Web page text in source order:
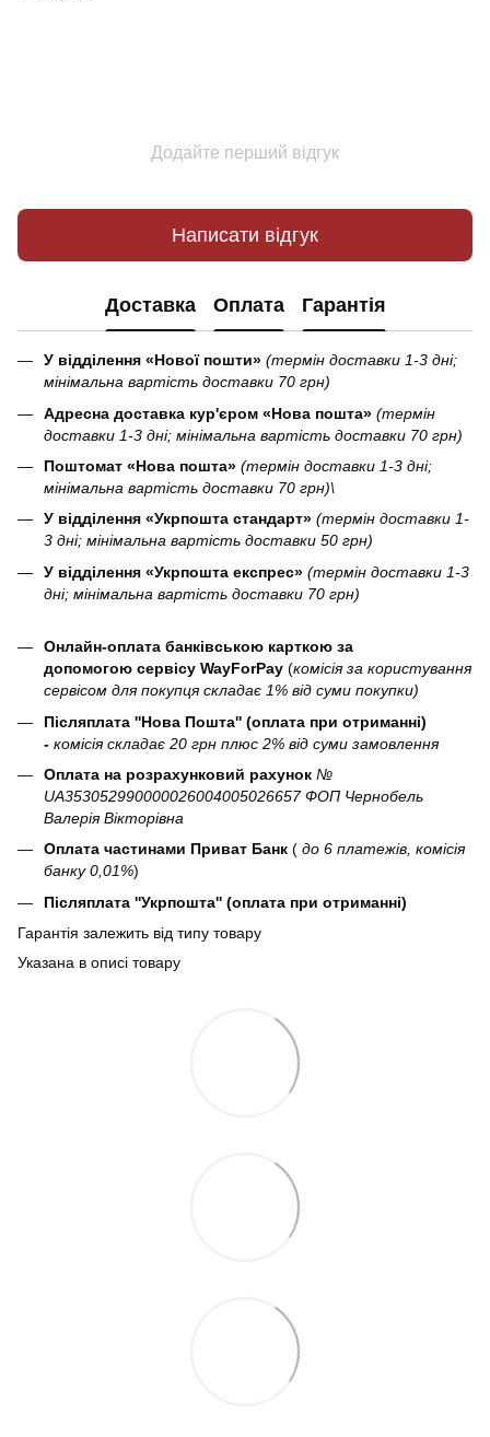
Додайте перший відгук
Написати відгук
Доставка Оплата Гарантія
У відділення «Нової пошти» (термін доставки 1-3 дні;
мінімальна вартість доставки 70 грн)
Адресна доставка кур'єром «Нова пошта» (термін
доставки 1-3 дні; мінімальна вартість доставки 70 грн)
Поштомат «Нова пошта» (термін доставки 1-3 дні;
мінімальна вартість доставки 70 грн)\
У відділення «Укрпошта стандарт» (термін доставки 1-
3 дні; мінімальна вартість доставки 50 грн)
У відділення «Укрпошта експрес» (термін доставки 1-3
дні; мінімальна вартість доставки 70 грн)
Онлайн-оплата банківською карткою за
допомогою сервісу WayForPay (комісія за користування
сервісом для покупця складає 1% від суми покупки)
Післяплата ''Нова Пошта'' (оплата при отриманні)
- комісія складає 20 грн плюс 2% від суми замовлення
Оплата на розрахунковий рахунок №
UA353052990000026004005026657 ФОП Чернобель
Валерія Вікторівна
Оплата частинами Приват Банк ( до 6 платежів, комісія
банку 0,01%)
Післяплата ''Укрпошта'' (оплата при отриманні)
Гарантія залежить від типу товару
Указана в описі товару